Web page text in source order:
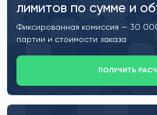
лимитов по сумме и
Фиксированная комиссия — 30
партии и стоимости заказа
ПОЛУЧИТЬ